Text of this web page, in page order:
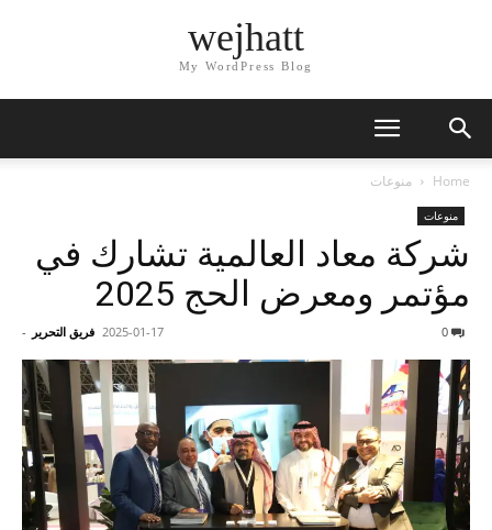
wejhatt
My WordPress Blog
Home منوعات
منوعات
شركة معاد العالمية تشارك في
مؤتمر ومعرض الحج 2025
فريق التحرير - 2025-01-17